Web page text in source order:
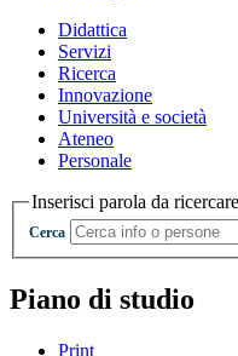
Didattica
Servizi
Ricerca
Innovazione
Università e società
Ateneo
Personale
Inserisci parola da ricercare
Cerca
Piano di studio
Print